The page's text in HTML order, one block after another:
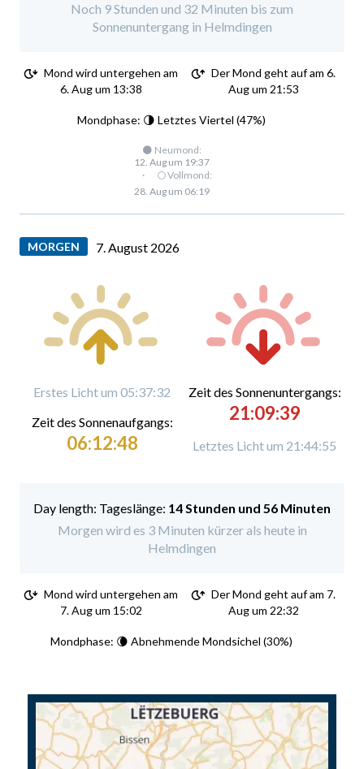
Noch 9 Stunden und 32 Minuten bis zum
Sonnenuntergang in Helmdingen
Mond wird untergehen am
6. Aug um 13:38
Der Mond geht auf am 6.
Aug um 21:53
Mondphase: 🌗 Letztes Viertel (47%)
🌑 Neumond:
12. Aug um 19:37
·
🌕 Vollmond:
28. Aug um 06:19
MORGEN 7. August 2026
Erstes Licht um 05:37:32
Zeit des Sonnenaufgangs:
06:12:48
Zeit des Sonnenuntergangs:
21:09:39
Letztes Licht um 21:44:55
Tageslänge: 14 Stunden und 56 Minuten
Morgen wird es 3 Minuten kürzer als heute in
Helmdingen
Mond wird untergehen am
7. Aug um 15:02
Der Mond geht auf am 7.
Aug um 22:32
Mondphase: 🌘 Abnehmende Mondsichel (30%)